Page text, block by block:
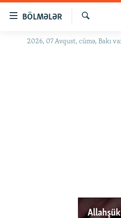
BÖLMƏLƏR
GÜNDƏM
Axtar
2026, 07 Avqust, cümə, Bakı